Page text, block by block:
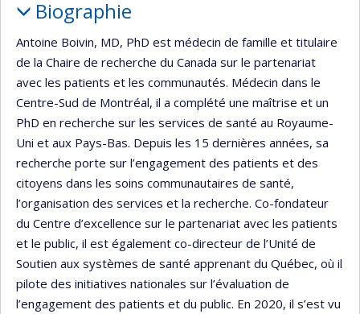
Biographie
Antoine Boivin, MD, PhD est médecin de famille et titulaire
de la Chaire de recherche du Canada sur le partenariat
avec les patients et les communautés. Médecin dans le
Centre-Sud de Montréal, il a complété une maîtrise et un
PhD en recherche sur les services de santé au Royaume-
Uni et aux Pays-Bas. Depuis les 15 dernières années, sa
recherche porte sur l’engagement des patients et des
citoyens dans les soins communautaires de santé,
l’organisation des services et la recherche. Co-fondateur
du Centre d’excellence sur le partenariat avec les patients
et le public, il est également co-directeur de l’Unité de
Soutien aux systèmes de santé apprenant du Québec, où il
pilote des initiatives nationales sur l’évaluation de
l’engagement des patients et du public. En 2020, il s’est vu